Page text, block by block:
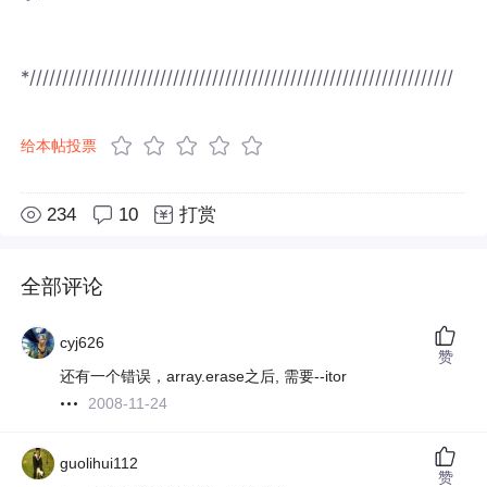
*/////////////////////////////////////////////////////////////////
给本帖投票
234 10 打赏
全部评论
cyj626
还有一个错误，array.erase之后, 需要--itor
2008-11-24
赞
guolihui112
赞